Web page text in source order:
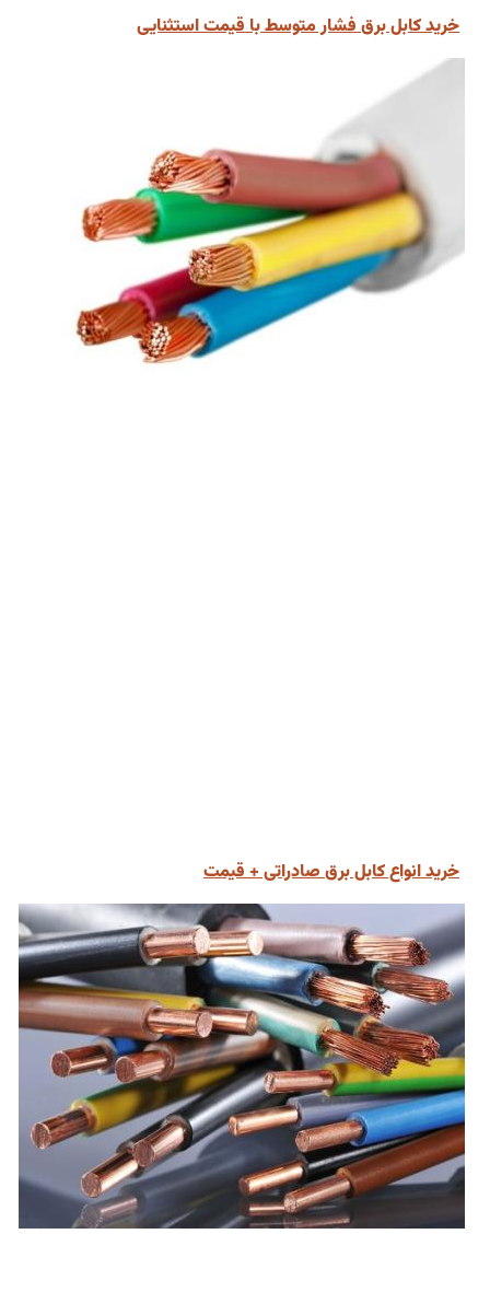
خرید کابل برق فشار متوسط با قیمت استثنایی
خرید انواع کابل برق صادراتی + قیمت